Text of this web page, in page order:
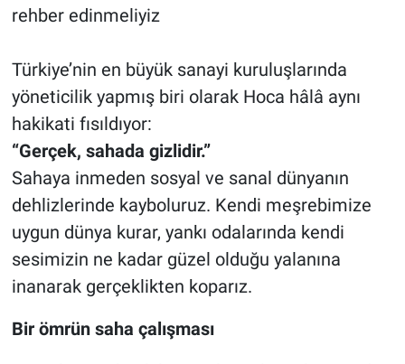
rehber edinmeliyiz
Türkiye’nin en büyük sanayi kuruluşlarında
yöneticilik yapmış biri olarak Hoca hâlâ aynı
hakikati fısıldıyor:
“Gerçek, sahada gizlidir.”
Sahaya inmeden sosyal ve sanal dünyanın
dehlizlerinde kayboluruz. Kendi meşrebimize
uygun dünya kurar, yankı odalarında kendi
sesimizin ne kadar güzel olduğu yalanına
inanarak gerçeklikten koparız.
Bir ömrün saha çalışması